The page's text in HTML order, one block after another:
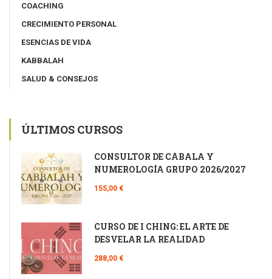
COACHING
CRECIMIENTO PERSONAL
ESENCIAS DE VIDA
KABBALAH
SALUD & CONSEJOS
ÚLTIMOS CURSOS
CONSULTOR DE CÁBALA Y
NUMEROLOGÍA GRUPO 2026/2027
155,00 €
CURSO DE I CHING: EL ARTE DE
DESVELAR LA REALIDAD
288,00 €